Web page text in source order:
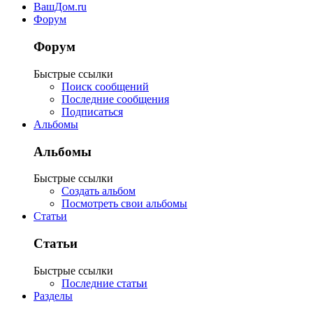
ВашДом.ru
Форум
Форум
Быстрые ссылки
Поиск сообщений
Последние сообщения
Подписаться
Альбомы
Альбомы
Быстрые ссылки
Создать альбом
Посмотреть свои альбомы
Статьи
Статьи
Быстрые ссылки
Последние статьи
Разделы